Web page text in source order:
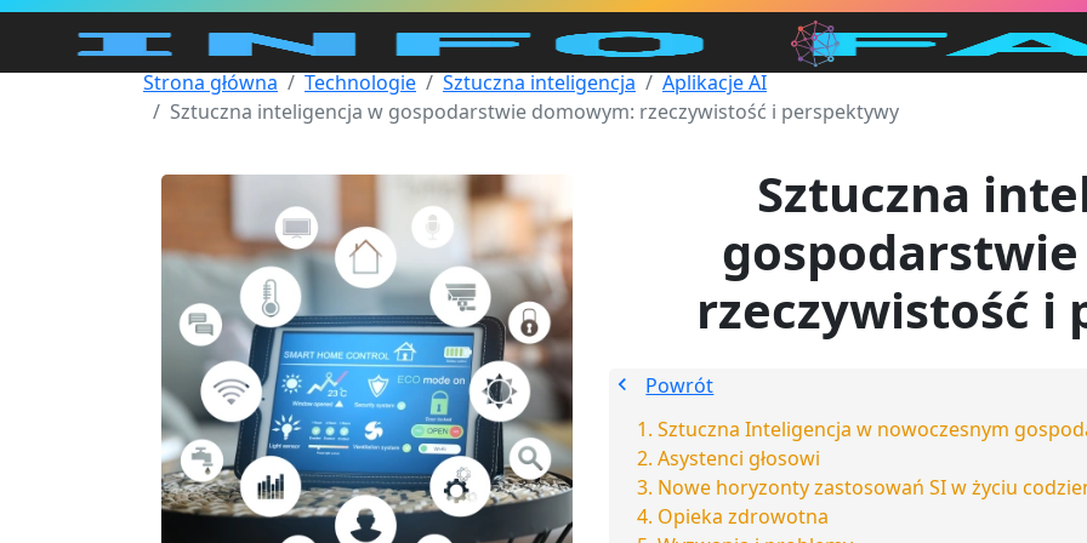
Strona główna Technologie Sztuczna inteligencja
Aplikacje AI
Sztuczna inteligencja w gospodarstwie domowym: rzeczywistość i perspektywy
Sztuczna
rzeczywistość i
Powrót
Sztuczna Inteligencja w nowoczesnym
Asystenci głosowi
Nowe horyzonty zastosowań SI w życiu
Opieka zdrowotna